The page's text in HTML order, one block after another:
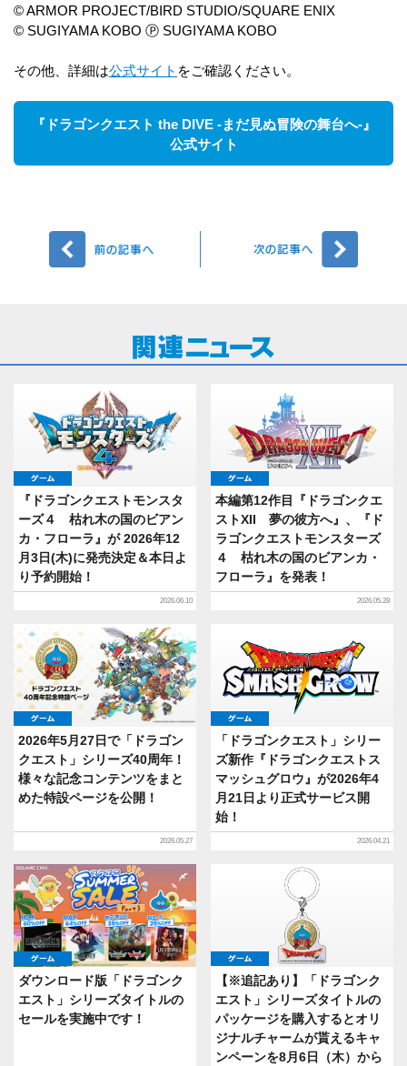
© ARMOR PROJECT/BIRD STUDIO/SQUARE ENIX
© SUGIYAMA KOBO Ⓟ SUGIYAMA KOBO
その他、詳細は公式サイト をご確認ください。
『ドラゴンクエスト the DIVE -まだ見ぬ冒険の舞台へ-』
公式サイト
ゲーム
『ドラゴンクエストモンスタ
ーズ４ 枯れ木の国のビアン
カ・フローラ』が 2026年12
月3日(木)に発売決定＆本日よ
り予約開始！
2026.06.10
本編第12作目『ドラゴンクエ
ストXII 夢の彼方へ』、『ド
ラゴンクエストモンスターズ
４ 枯れ木の国のビアンカ・
フローラ』を発表！
2026.05.28
ゲーム
2026年5月27日で「ドラゴン
クエスト」シリーズ40周年！
様々な記念コンテンツをまと
めた特設ページを公開！
2026.05.27
「ドラゴンクエスト」シリー
ズ新作『ドラゴンクエストス
マッシュグロウ』が2026年4
月21日より正式サービス開
始！
2026.04.21
ゲーム
ダウンロード版「ドラゴンク
エスト」シリーズタイトルの
セールを実施中です！
ゲーム
【※追記あり】「ドラゴンク
エスト」シリーズタイトルの
パッケージを購入するとオリ
ジナルチャームが貰えるキャ
ンペーンを8月6日（木）から